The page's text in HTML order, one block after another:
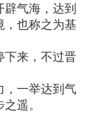
气海，达到
，也称之为基
来，不过晋
一举达到气
遥。